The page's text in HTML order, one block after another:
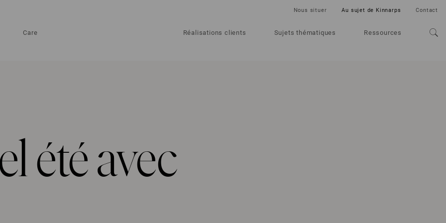
Care Réalisations clients Sujets thématiques Ressources
Nous situer Au sujet de Kinnarps Contact
été avec